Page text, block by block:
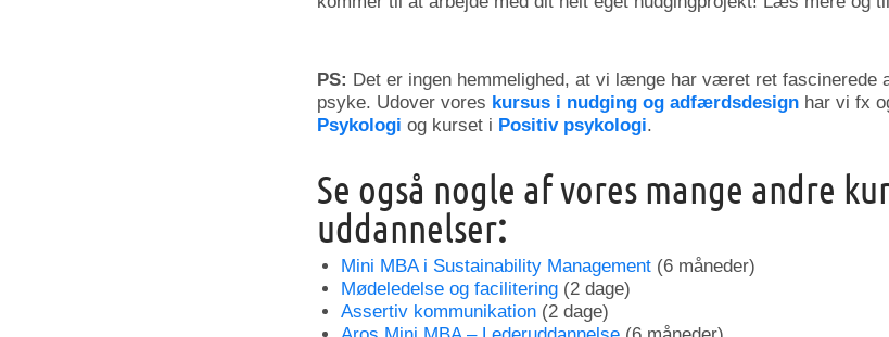
PS: Det er ingen hemmelighed, at vi længe har været ret fascinerede
psyke. Udover vores kursus i nudging og adfærdsdesign har vi fx
Psykologi og kurset i Positiv psykologi.
Se også nogle af vores mange andre
uddannelser:
Mini MBA i Sustainability Management (6 måneder)
Mødeledelse og facilitering (2 dage)
Assertiv kommunikation (2 dage)